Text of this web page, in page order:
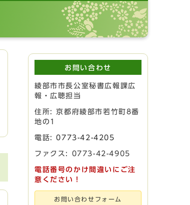
お問い合わせ
綾部市市長公室秘書広報課広
報・広聴担当
住所: 京都府綾部市若竹町8番
地の1
電話:0773-42-4205
ファクス: 0773-42-4905
電話番号のかけ間違いにご注
意ください！
お問い合わせフォーム